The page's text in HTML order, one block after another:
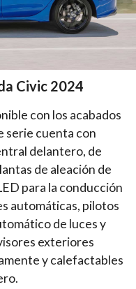
Civic 2024
con los acabados
serie cuenta con
delantero, de
de aleación de
para la conducción
automáticas, pilotos
de luces y
exteriores
y calefactables